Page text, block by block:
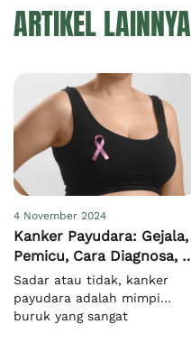
ARTIKEL LAINNYA
4 November 2024
Kanker Payudara: Gejala,
Pemicu, Cara Diagnosa, &
Pengobatan
Sadar atau tidak, kanker
payudara adalah mimpi
buruk yang sangat